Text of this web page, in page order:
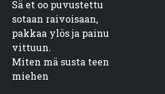
Sä et oo puvustettu
sotaan raivoisaan,
pakkaa ylös ja painu
vittuun.
Miten mä susta teen
miehen